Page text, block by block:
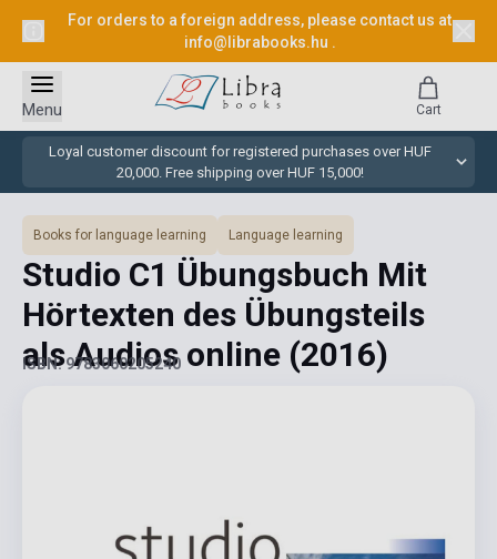
For orders to a foreign address, please contact us at
info@librabooks.hu .
Loyal customer discount for registered purchases over HUF
20,000. Free shipping over HUF 15,000!
Menu Cart
Books for language learning Language learning
Studio C1 Übungsbuch Mit
Hörtexten des Übungsteils
als Audios online (2016)
ISBN: 9783060205240